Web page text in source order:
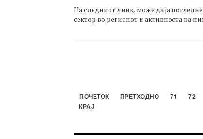
На следниот линк, може да ја
сектор во регионот и активноста на
ПОЧЕТОК ПРЕТХОДНО 71 72
КРАЈ